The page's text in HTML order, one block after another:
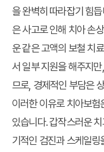
을 완벽히 따라잡기 힘
은 사고로 인해 치아 손
운 같은 고액의 보철 치
서 일부 지원을 해주지
므로, 경제적인 부담은
이러한 이유로 치아보
있습니다. 갑작스러운
기적인 검진과 스케일링